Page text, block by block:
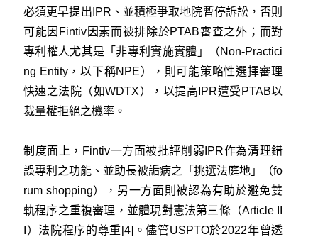
必須更早提出IPR、並積極爭取地院暫停訴訟，否則
可能因Fintiv因素而被排除於PTAB審查之外；而對
專利權人尤其是「非專利實施實體」（Non-Practici
ng Entity，以下稱NPE），則可能策略性選擇審理
快速之法院（如WDTX），以提高IPR遭受PTAB以
裁量權拒絕之機率。
制度面上，Fintiv一方面被批評削弱IPR作為清理錯
誤專利之功能、並助長被詬病之「挑選法庭地」（fo
rum shopping），另一方面則被認為有助於避免雙
軌程序之重複審理，並體現對憲法第三條（Article II
I）法院程序的尊重[4] 。儘管USPTO於2022年曾透